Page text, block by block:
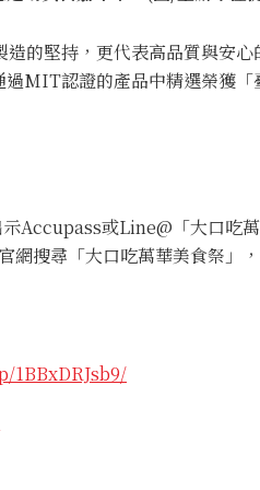
的堅持，更代表高品質與安心
MIT認證的產品中精選榮獲
Accupass或Line@「大口吃
搜尋「大口吃萬華美食祭」，
1BBxDRJsb9/